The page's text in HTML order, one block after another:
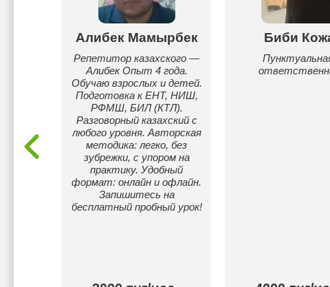
Алибек Мамырбек
Репетитор казахского —
Алибек Опыт 4 года.
Обучаю взрослых и детей.
Подготовка к ЕНТ, НИШ,
РФМШ, БИЛ (КТЛ).
Разговорный казахский с
любого уровня. Авторская
методика: легко, без
зубрежки, с упором на
практику. Удобный
формат: онлайн и офлайн.
Запишитесь на
бесплатный пробный урок!
Биби